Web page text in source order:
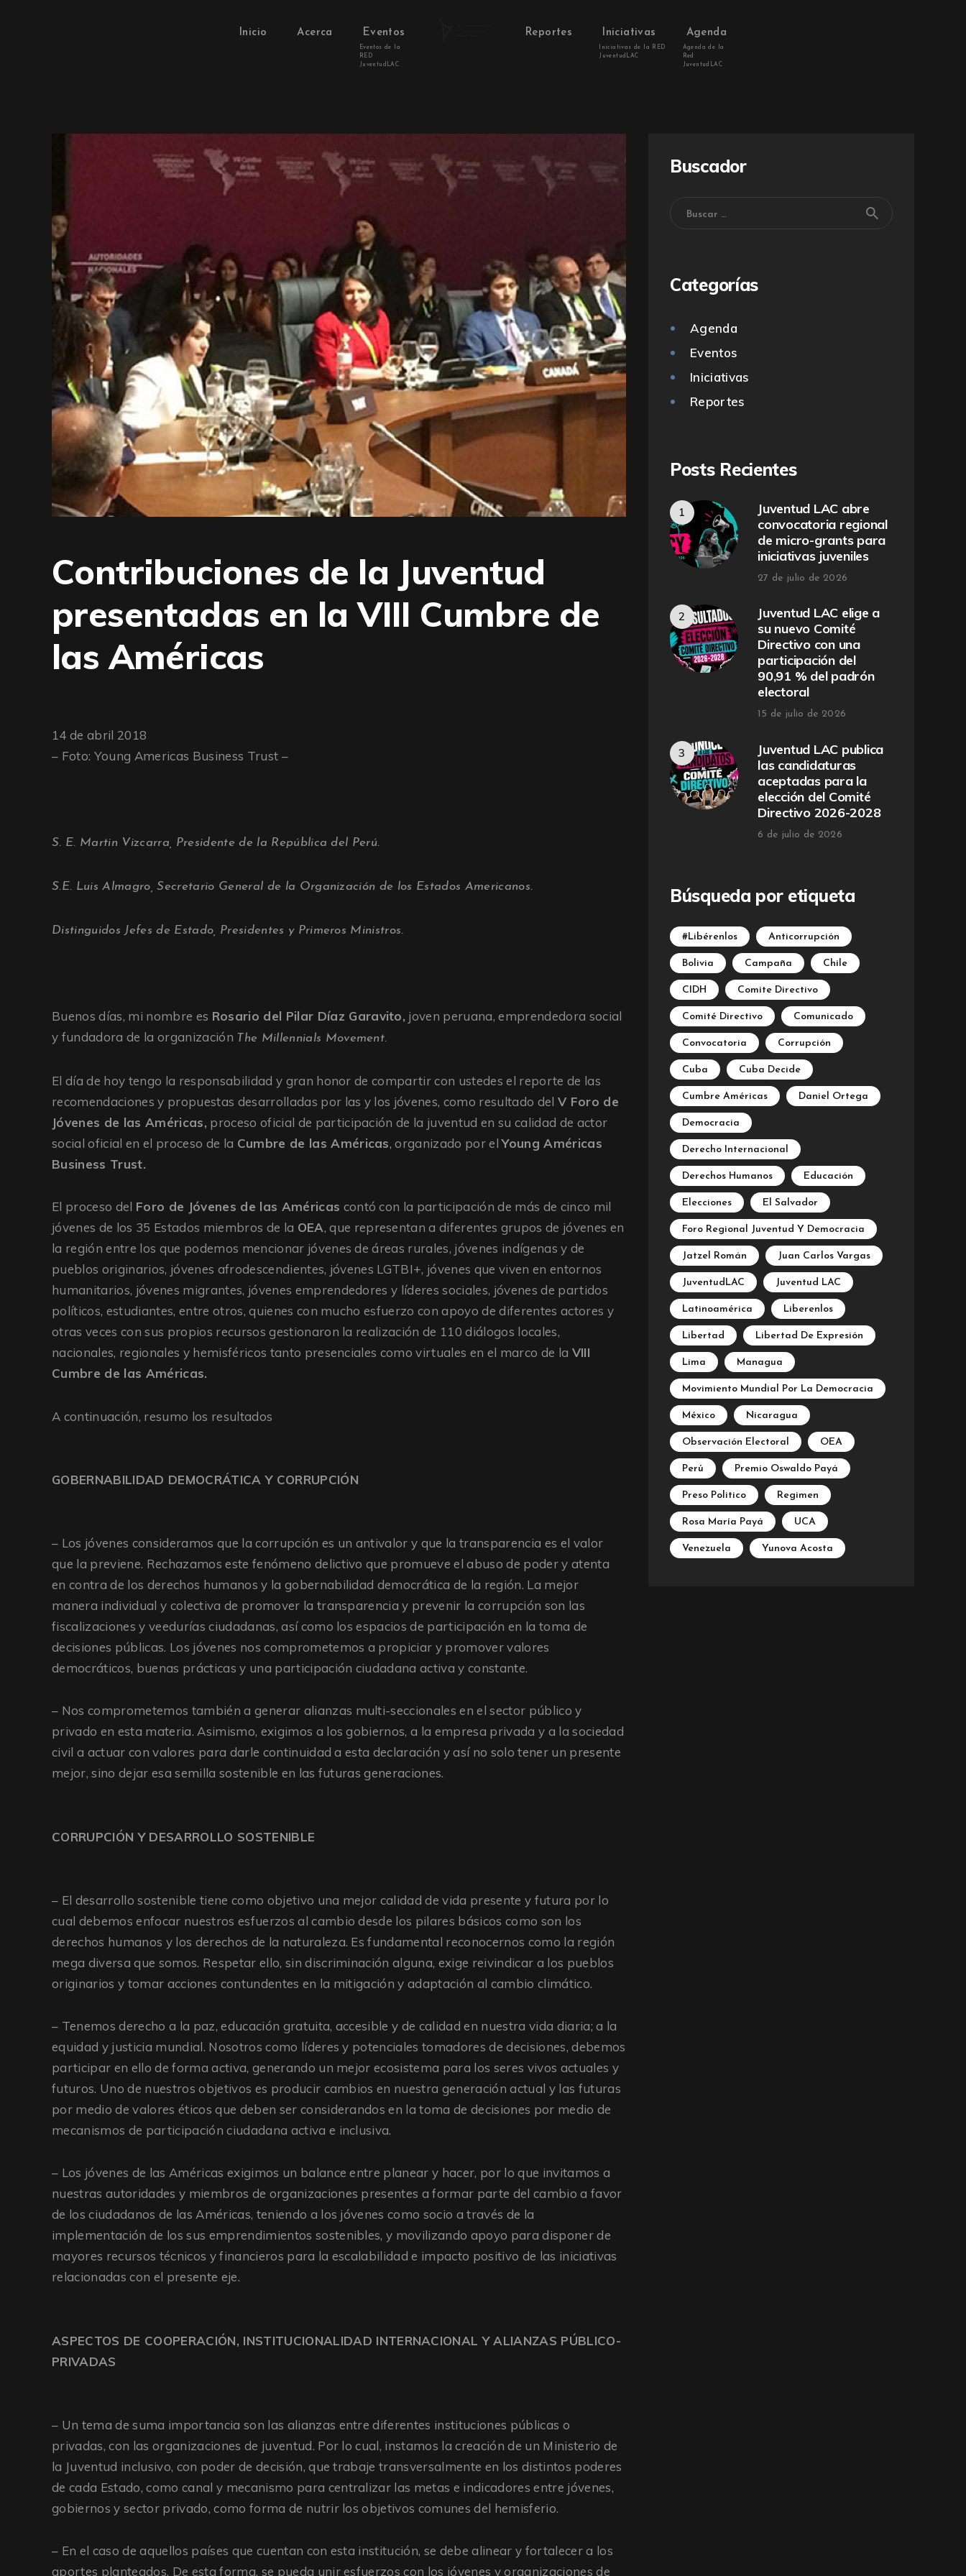
Inicio Acerca Eventos
Eventos de la
RED
JuventudLAC
Reportes Iniciativas
Iniciativas de la RED
JuventudLAC
Agenda
Agenda de la
Red
JuventudLAC
Contribuciones de la Juventud
presentadas en la VIII Cumbre de
las Américas
14 de abril 2018
– Foto: Young Americas Business Trust –
S. E. Martin Vizcarra, Presidente de la República del Perú.
S.E. Luis Almagro, Secretario General de la Organización de los Estados Americanos.
Distinguidos Jefes de Estado, Presidentes y Primeros Ministros.
Buenos días, mi nombre es Rosario del Pilar Díaz Garavito, joven peruana, emprendedora social
y fundadora de la organización The Millennials Movement.
El día de hoy tengo la responsabilidad y gran honor de compartir con ustedes el reporte de las
recomendaciones y propuestas desarrolladas por las y los jóvenes, como resultado delV Foro de
Jóvenes de las Américas, proceso oficial de participación de la juventud en su calidad de actor
social oficial en el proceso de la Cumbre de las Américas, organizado por elYoung Américas
Business Trust.
El proceso del Foro de Jóvenes de las Américas contó con la participación de más de cinco mil
jóvenes de los 35 Estados miembros de la OEA, que representan a diferentes grupos de jóvenes en
la región entre los que podemos mencionar jóvenes de áreas rurales, jóvenes indígenas y de
pueblos originarios, jóvenes afrodescendientes, jóvenes LGTBI+, jóvenes que viven en entornos
humanitarios, jóvenes migrantes, jóvenes emprendedores y líderes sociales, jóvenes de partidos
políticos, estudiantes, entre otros, quienes con mucho esfuerzo con apoyo de diferentes actores y
otras veces con sus propios recursos gestionaron la realización de 110 diálogos locales,
nacionales, regionales y hemisféricos tanto presenciales como virtuales en el marco de la VIII
Cumbre de las Américas.
A continuación, resumo los resultados
GOBERNABILIDAD DEMOCRÁTICA Y CORRUPCIÓN
– Los jóvenes consideramos que la corrupción es un antivalor y que la transparencia es el valor
que la previene. Rechazamos este fenómeno delictivo que promueve el abuso de poder y atenta
en contra de los derechos humanos y la gobernabilidad democrática de la región. La mejor
manera individual y colectiva de promover la transparencia y prevenir la corrupción son las
fiscalizaciones y veedurías ciudadanas, así como los espacios de participación en la toma de
decisiones públicas. Los jóvenes nos comprometemos a propiciar y promover valores
democráticos, buenas prácticas y una participación ciudadana activa y constante.
– Nos comprometemos también a generar alianzas multi-seccionales en el sector público y
privado en esta materia. Asimismo, exigimos a los gobiernos, a la empresa privada y a la sociedad
civil a actuar con valores para darle continuidad a esta declaración y así no solo tener un presente
mejor, sino dejar esa semilla sostenible en las futuras generaciones.
CORRUPCIÓN Y DESARROLLO SOSTENIBLE
– El desarrollo sostenible tiene como objetivo una mejor calidad de vida presente y futura por lo
cual debemos enfocar nuestros esfuerzos al cambio desde los pilares básicos como son los
derechos humanos y los derechos de la naturaleza. Es fundamental reconocernos como la región
mega diversa que somos. Respetar ello, sin discriminación alguna, exige reivindicar a los pueblos
originarios y tomar acciones contundentes en la mitigación y adaptación al cambio climático.
– Tenemos derecho a la paz, educación gratuita, accesible y de calidad en nuestra vida diaria; a la
equidad y justicia mundial. Nosotros como líderes y potenciales tomadores de decisiones, debemos
participar en ello de forma activa, generando un mejor ecosistema para los seres vivos actuales y
futuros. Uno de nuestros objetivos es producir cambios en nuestra generación actual y las futuras
por medio de valores éticos que deben ser considerandos en la toma de decisiones por medio de
mecanismos de participación ciudadana activa e inclusiva.
– Los jóvenes de las Américas exigimos un balance entre planear y hacer, por lo que invitamos a
nuestras autoridades y miembros de organizaciones presentes a formar parte del cambio a favor
de los ciudadanos de las Américas, teniendo a los jóvenes como socio a través de la
implementación de los sus emprendimientos sostenibles, y movilizando apoyo para disponer de
mayores recursos técnicos y financieros para la escalabilidad e impacto positivo de las iniciativas
relacionadas con el presente eje.
ASPECTOS DE COOPERACIÓN, INSTITUCIONALIDAD INTERNACIONAL Y ALIANZAS PÚBLICO-
PRIVADAS
– Un tema de suma importancia son las alianzas entre diferentes instituciones públicas o
privadas, con las organizaciones de juventud. Por lo cual, instamos la creación de un Ministerio de
la Juventud inclusivo, con poder de decisión, que trabaje transversalmente en los distintos poderes
de cada Estado, como canal y mecanismo para centralizar las metas e indicadores entre jóvenes,
gobiernos y sector privado, como forma de nutrir los objetivos comunes del hemisferio.
– En el caso de aquellos países que cuentan con esta institución, se debe alinear y fortalecer a los
aportes planteados. De esta forma, se pueda unir esfuerzos con los jóvenes y organizaciones de
Buscador
Categorías
Agenda
Eventos
Iniciativas
Reportes
Posts Recientes
Juventud LAC abre
convocatoria regional
de micro-grants para
iniciativas juveniles
27 de julio de 2026
Juventud LAC elige a
su nuevo Comité
Directivo con una
participación del
90,91 % del padrón
electoral
15 de julio de 2026
Juventud LAC publica
las candidaturas
aceptadas para la
elección del Comité
Directivo 2026-2028
6 de julio de 2026
Búsqueda por etiqueta
#Libérenlos Anticorrupción
Bolivia Campaña Chile
CIDH Comite Directivo
Comité Directivo Comunicado
Convocatoria Corrupción
Cuba Cuba Decide
Cumbre Américas Daniel Ortega
Democracia
Derecho Internacional
Derechos Humanos Educación
Elecciones El Salvador
Foro Regional Juventud Y Democracia
Jatzel Román Juan Carlos Vargas
JuventudLAC Juventud LAC
Latinoamérica Liberenlos
Libertad Libertad De Expresión
Lima Managua
Movimiento Mundial Por La Democracia
México Nicaragua
Observación Electoral OEA
Perú Premio Oswaldo Payá
Preso Politico Regimen
Rosa María Payá UCA
Venezuela Yunova Acosta